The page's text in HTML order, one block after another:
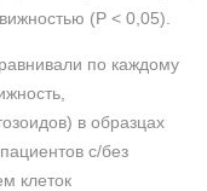
(Р < 0,05).
по каждому
в образцах
с/без
клеток